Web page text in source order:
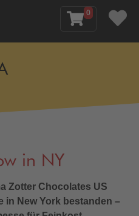
0
in NY
Zotter Chocolates US
in New York bestanden –